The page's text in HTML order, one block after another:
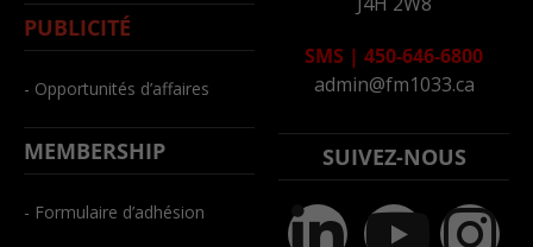
PUBLICITÉ
- Opportunités d’affaires
MEMBERSHIP
- Formulaire d’adhésion
SMS | 450-646-6800
admin@fm1033.ca
SUIVEZ-NOUS